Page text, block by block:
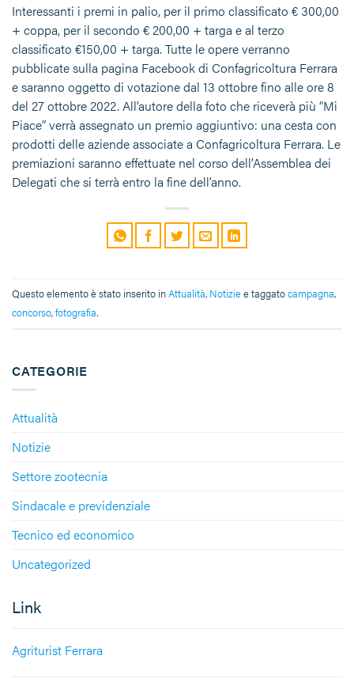
CATEGORIE
Attualità
Notizie
Settore zootecnia
Sindacale e previdenziale
Tecnico ed economico
Uncategorized
Link
Agriturist Ferrara
Interessanti i premi in palio, per il primo classificato € 300,00
+ coppa, per il secondo € 200,00 + targa e al terzo
classificato €150,00 + targa. Tutte le opere verranno
pubblicate sulla pagina Facebook di Confagricoltura Ferrara
e saranno oggetto di votazione dal 13 ottobre fino alle ore 8
del 27 ottobre 2022. All’autore della foto che riceverà più “Mi
Piace” verrà assegnato un premio aggiuntivo: una cesta con
prodotti delle aziende associate a Confagricoltura Ferrara. Le
premiazioni saranno effettuate nel corso dell’Assemblea dei
Delegati che si terrà entro la fine dell’anno.
Questo elemento è stato inserito inAttualità, Notiziee taggatocampagna,
concorso,fotografia.